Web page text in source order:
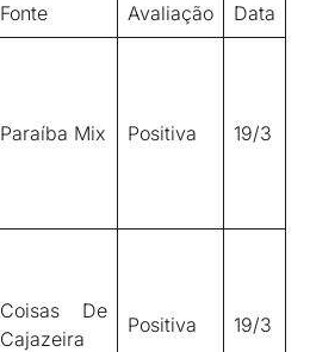
Fonte Avaliação Data
Paraíba Mix Positiva 19/3
Coisas De
Cajazeira
Positiva 19/3